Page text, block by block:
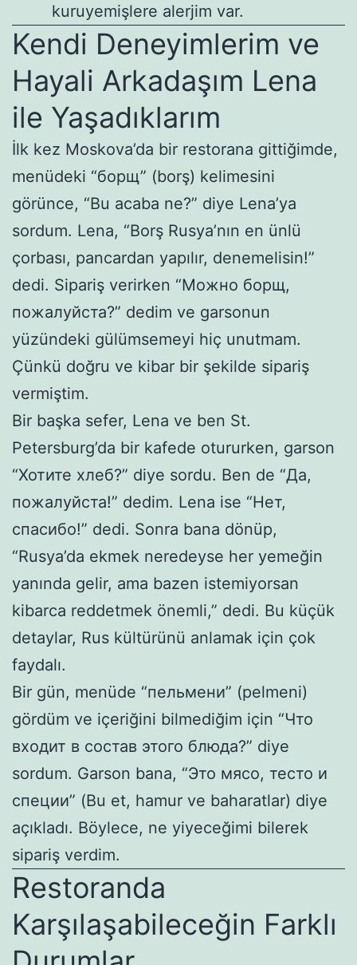
kuruyemişlere alerjim var.
Kendi Deneyimlerim ve
Hayali Arkadaşım Lena
ile Yaşadıklarım
İlk kez Moskova’da bir restorana gittiğimde,
menüdeki “борщ” (borş) kelimesini
görünce, “Bu acaba ne?” diye Lena’ya
sordum. Lena, “Borş Rusya’nın en ünlü
çorbası, pancardan yapılır, denemelisin!”
dedi. Sipariş verirken “Можно борщ,
пожалуйста?” dedim ve garsonun
yüzündeki gülümsemeyi hiç unutmam.
Çünkü doğru ve kibar bir şekilde sipariş
vermiştim.
Bir başka sefer, Lena ve ben St.
Petersburg’da bir kafede otururken, garson
“Хотите хлеб?” diye sordu. Ben de “Да,
пожалуйста!” dedim. Lena ise “Нет,
спасибо!” dedi. Sonra bana dönüp,
“Rusya’da ekmek neredeyse her yemeğin
yanında gelir, ama bazen istemiyorsan
kibarca reddetmek önemli,” dedi. Bu küçük
detaylar, Rus kültürünü anlamak için çok
faydalı.
Bir gün, menüde “пельмени” (pelmeni)
gördüm ve içeriğini bilmediğim için “Что
входит в состав этого блюда?” diye
sordum. Garson bana, “Это мясо, тесто и
специи” (Bu et, hamur ve baharatlar) diye
açıkladı. Böylece, ne yiyeceğimi bilerek
sipariş verdim.
Restoranda
Karşılaşabileceğin Farklı